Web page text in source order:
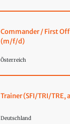
Commander / First
(m/f/d)
Österreich
Trainer (SFI/TRI/TRE,
Deutschland